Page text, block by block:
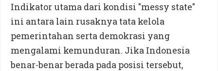
Indikator utama dari kondisi "messy state"
ini antara lain rusaknya tata kelola
pemerintahan serta demokrasi yang
mengalami kemunduran. Jika Indonesia
benar-benar berada pada posisi tersebut,